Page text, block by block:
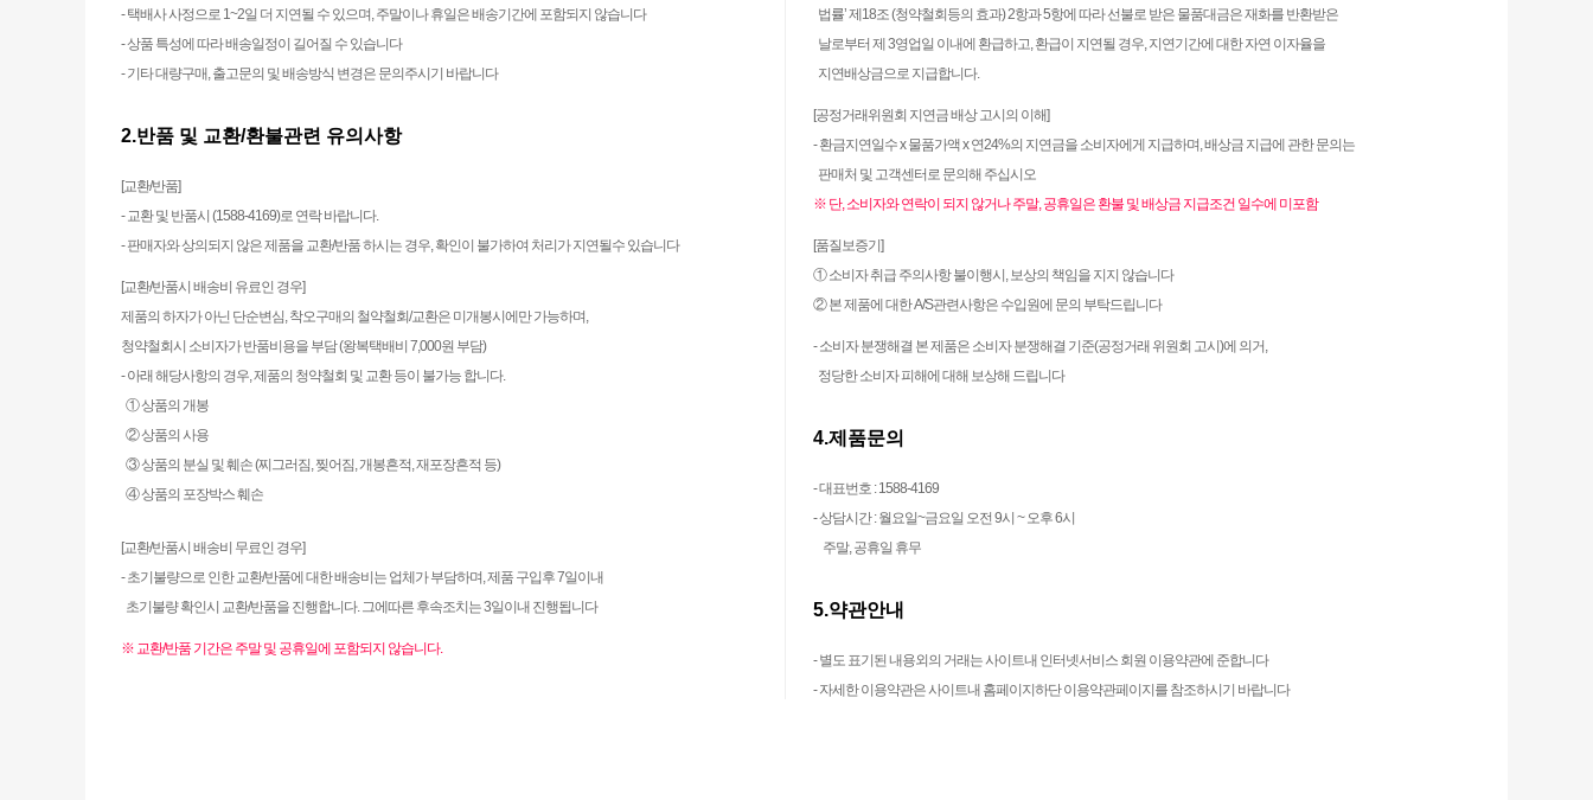
- 택배사 사정으로 1~2일 더 지연될 수 있으며, 주말이나 휴일은 배송기간에 포함되지 않습니다
- 상품 특성에 따라 배송일정이 길어질 수 있습니다
- 기타 대량구매, 출고문의 및 배송방식 변경은 문의주시기 바랍니다
2.반품 및 교환/환불관련 유의사항
[교환/반품]
- 교환 및 반품시 (1588-4169)로 연락 바랍니다.
- 판매자와 상의되지 않은 제품을 교환/반품 하시는 경우, 확인이 불가하여 처리가 지연될수 있습니다
[교환/반품시 배송비 유료인 경우]
제품의 하자가 아닌 단순변심, 착오구매의 철약철회/교환은 미개봉시에만 가능하며,
청약철회시 소비자가 반품비용을 부담 (왕복택배비 7,000원 부담)
- 아래 해당사항의 경우, 제품의 청약철회 및 교환 등이 불가능 합니다.
① 상품의 개봉
② 상품의 사용
③ 상품의 분실 및 훼손 (찌그러짐, 찢어짐, 개봉흔적, 재포장흔적 등)
④ 상품의 포장박스 훼손
[교환/반품시 배송비 무료인 경우]
- 초기불량으로 인한 교환/반품에 대한 배송비는 업체가 부담하며, 제품 구입후 7일이내
초기불량 확인시 교환/반품을 진행합니다. 그에따른 후속조치는 3일이내 진행됩니다
※ 교환/반품 기간은 주말 및 공휴일에 포함되지 않습니다.
법률’ 제18조 (청약철회등의 효과) 2항과 5항에 따라 선불로 받은 물품대금은 재화를 반환받은
날로부터 제 3영업일 이내에 환급하고, 환급이 지연될 경우, 지연기간에 대한 자연 이자율을
지연배상금으로 지급합니다.
[공정거래위원회 지연금 배상 고시의 이해]
- 환금지연일수 x 물품가액 x 연24%의 지연금을 소비자에게 지급하며, 배상금 지급에 관한 문의는
판매처 및 고객센터로 문의해 주십시오
※ 단, 소비자와 연락이 되지 않거나 주말, 공휴일은 환불 및 배상금 지급조건 일수에 미포함
[품질보증기]
① 소비자 취급 주의사항 불이행시, 보상의 책임을 지지 않습니다
② 본 제품에 대한 A/S관련사항은 수입원에 문의 부탁드립니다
- 소비자 분쟁해결 본 제품은 소비자 분쟁해결 기준(공정거래 위원회 고시)에 의거,
정당한 소비자 피해에 대해 보상해 드립니다
4.제품문의
- 대표번호 : 1588-4169
- 상담시간 : 월요일~금요일 오전 9시 ~ 오후 6시
주말, 공휴일 휴무
5.약관안내
- 별도 표기된 내용외의 거래는 사이트내 인터넷서비스 회원 이용약관에 준합니다
- 자세한 이용약관은 사이트내 홈페이지하단 이용약관페이지를 참조하시기 바랍니다